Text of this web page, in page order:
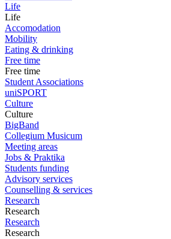
Life
Life
Accomodation
Mobility
Eating & drinking
Free time
Free time
Student Associations
uniSPORT
Culture
Culture
BigBand
Collegium Musicum
Meeting areas
Jobs & Praktika
Students funding
Advisory services
Counselling & services
Research
Research
Research
Research